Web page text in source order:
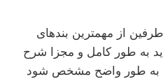
از مهمترین بندهای
به طور کامل و مجزا شرح
به طور واضح مشخص شود